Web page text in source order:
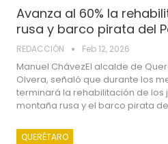
Avanza al 60% la
rusa y barco pirata del
REDACCIÓN Feb 12, 2026
Manuel ChávezEl alcalde de
Olvera, señaló que durante los
terminará la rehabilitación de
montaña rusa y el barco pirata
QUERÉTARO